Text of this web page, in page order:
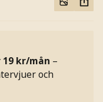
kr/mån –
och